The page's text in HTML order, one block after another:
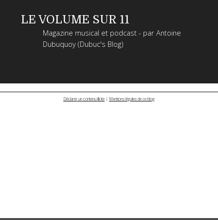
LE VOLUME SUR 11
Magazine musical et podcast - par Antoine
Dubuquoy (Dubuc's Blog)
Déclarer un contenu illicite | Mentions légales de ce blog